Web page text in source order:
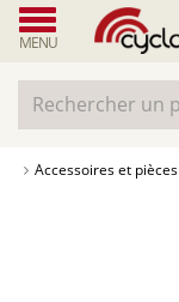
MENU
Accessoires et pièces